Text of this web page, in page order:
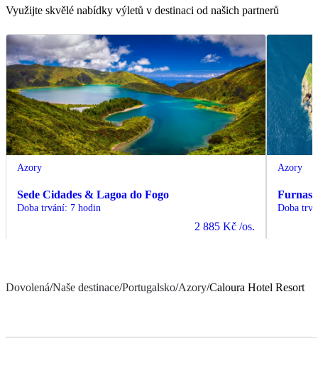
Využijte skvělé nabídky výletů v destinaci od našich partnerů
Azory
Sede Cidades & Lagoa do Fogo
Doba trvání: 7 hodin
2 885 Kč /os.
Azory
Furnas
Doba
Dovolená/Naše destinace/Portugalsko/Azory/Caloura Hotel Resort